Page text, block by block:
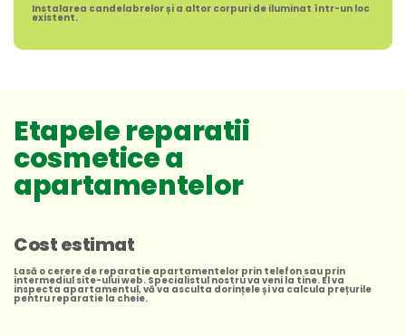
Instalarea candelabrelor și a altor corpuri de iluminat într-un loc
existent.
Etapele reparatii
cosmetice a
apartamentelor
Cost estimat
Lasă o cerere de reparatie apartamentelor prin telefon sau prin
intermediul site-ului web. Specialistul nostru va veni la tine. El va
inspecta apartamentul, vă va asculta dorințele și va calcula prețurile
pentru reparatie la cheie.